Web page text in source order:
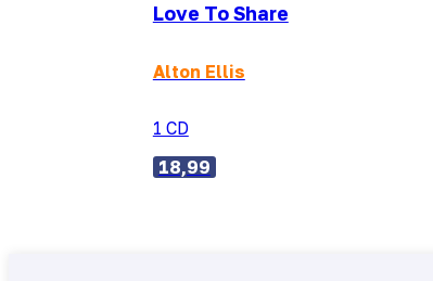
Love To Share
Alton Ellis
1 CD
18,99